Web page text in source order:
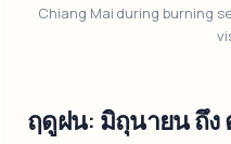
Chiang Mai during burning
ฤดูฝน: มิถุนายน ถึง